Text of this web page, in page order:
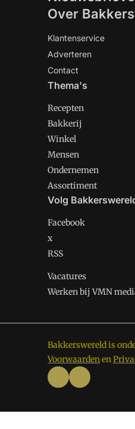
Over
Klantenservice
Adverteren
Contact
Thema's
Recepten
Bakkerij
Winkel
Mensen
Ondernemen
Assortiment
Volg
Facebook
x
RSS
Vacatures
Werken bij VMN
Bakkerswereld is
Voorwaardenen